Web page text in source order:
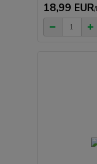
18,99 EUR/